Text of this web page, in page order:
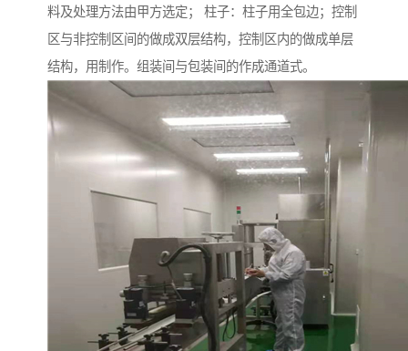
料及处理方法由甲方选定； 柱子：柱子用全包边；控制
区与非控制区间的做成双层结构，控制区内的做成单层
结构，用制作。组装间与包装间的作成通道式。